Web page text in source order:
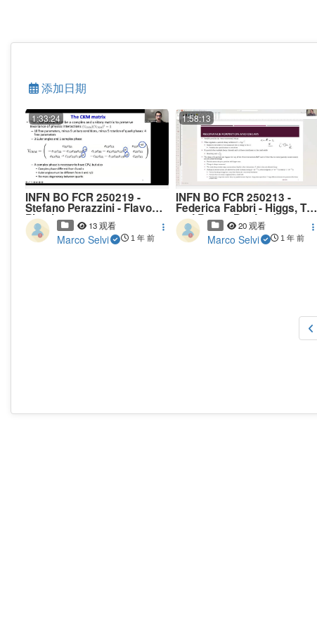
添加日期
1:33:24
INFN BO FCR 250219 -
Stefano Perazzini - Flavour
Physics 13 观看
Marco Selvi 1 年 前
1:58:13
INFN BO FCR 250213 -
Federica Fabbri - Higgs, Top
and Boson Production
20 观看
Marco Selvi 1 年 前